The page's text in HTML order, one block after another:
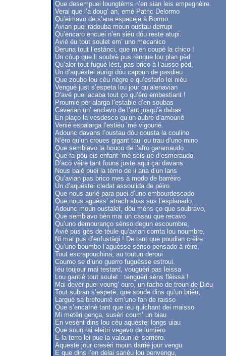
Que desempuei loungtèms n’en sian leis empegnèire.
Verai que l’a doug’ an, emé Patric Delormo
Qu’eimavo de s’ana espaceja à Bormo,
Avian puei radouba moun oustau derrupi
Qu’encaro encuei n’en siéu dóu reste atupi.
Avié éu tout soulet em’ uno mecanico
Deruna tout l’estànci, que m’en coupè la chico !
Un còup que li soubrè pus rènque lou plan pèd
Qu’alor tout fuguè lèst, pas brico à l’ausso-pèd,
Un d’aquéstei aurìgi dóu capoun de pasdieu
Que zoubo lou cèu nègre e qu’esfarlo lei niéu
Venguè just s’espeta lou jour qu’alenavian
D’avé puei acaba tout ço qu’èro embestiant !
Proumié pèr alarga l’estable d’en soubas
Caverian un’ enclavo de l’aut jusqu’à dabas
En plaço la vesdesco qu’un aubre d’amourié
Venié espalarga l’estiéu ’mé vigourié.
Adounc davans l’oustau dóu cousta la coulino
N’èro qu’un croues gigant tau lou trau d’uno mino
Que semblavo la bouco de l’afro garamaudo
Que fa pòu eis enfant ’mé sèis ue d’esmeraudo.
D’acò vèire tant founs juste aqui çai davans
Nous baiè puei la tèmo de li ana d’un lans
Qu’avian pas brico mes à modo de barrèiro
Un d’aquéstei cledat assoulida de pèiro
Que nous aurié para puei d’uno embourdescado
Que nous aguèss’ atrach abas sus l’esplanado.
Adounc moun oustalet, dóu mèns ço que soubravo,
Que semblavo bèn mai un casau que recavo
Qu’uno demouranço sènso degun escoumbre,
Avié pus gès de téule qu’avian comta lou noumbre,
Ni mai pus d’enfustàgi ! De tant que poudian crèire
Qu’uno boumbo l’aguèsse sènso pensado à rèire,
Tout escrapouchina, au toutun deroui
Coumo se d’uno guerro fuguèsse estroui.
Iéu toujour mai testard, vouguèri pas leissa
Lou gantié tout soulet : tenguèri sèns flèissa !
Mai devèr puei voung’ ouro, un facho de troun de Diéu
Tout subran s’espetè, que soude dins qu’un briéu,
Larguè sa brefounié em’uno fan de raisso
Que s’encaïnè tant que iéu quichant dei maisso
Mi metèri gença, susèri coum’ un biau
En vesènt dins lou cèu aquéstei longs uiau
Que soun rai eleitri vegavo de lumièro
E la terro lei pue la valoun lei serrièro.
Aqueste jour cresèri moun darrié jour vengu
E que dins l’en delai sariéu lou benvengu,